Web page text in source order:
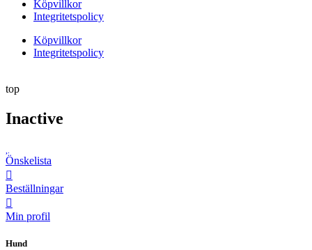
Köpvillkor
Integritetspolicy
Köpvillkor
Integritetspolicy
top
Inactive
Önskelista
Beställningar
Min profil
Hund